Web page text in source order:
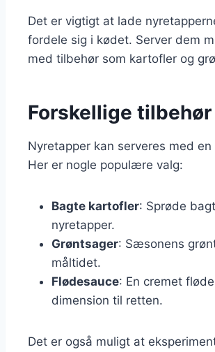
Det er vigtigt at lade
fordele sig i kødet. Server dem
med tilbehør som kartofler og
Forskellige
Nyretapper kan serveres med
Her er nogle populære valg:
Bagte kartofler: Sprøde
nyretapper.
Grøntsager: Sæsonens
måltidet.
Flødesauce: En cremet
dimension til retten.
Det er også muligt at